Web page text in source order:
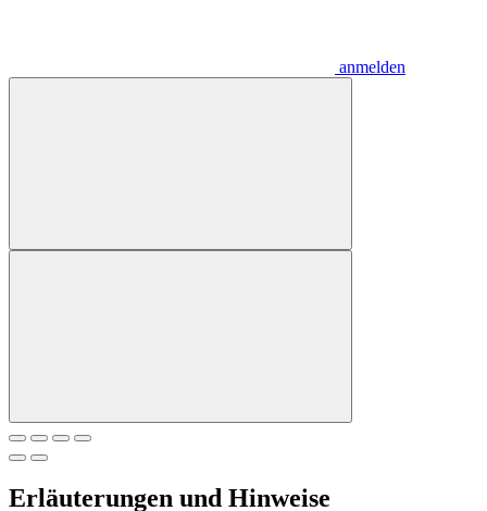
anmelden
Erläuterungen und Hinweise